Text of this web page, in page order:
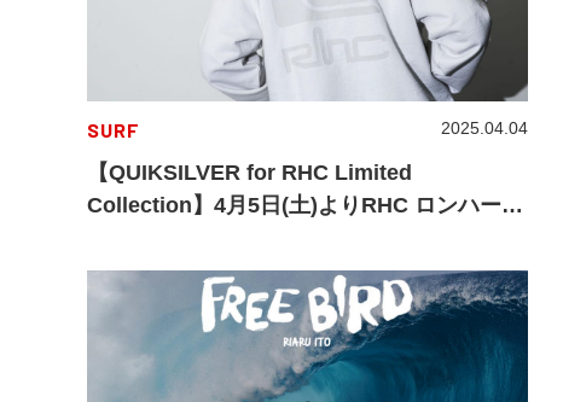
SURF
【QUIKSILVER for RHC Limited
Collection】4月5日(土)よりRHC ロンハーマ
2025.04.04